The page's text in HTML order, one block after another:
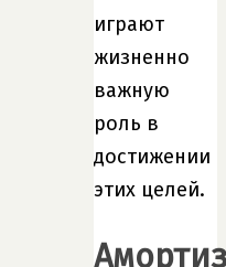
играют
жизненно
важную
роль в
достижении
этих целей.